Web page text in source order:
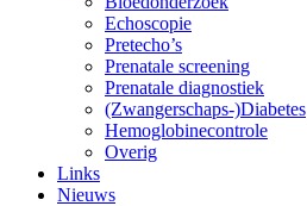
Echoscopie
Pretecho’s
Prenatale screening
Prenatale diagnostiek
(Zwangerschaps-)Diabetes
Hemoglobinecontrole
Overig
Links
Nieuws